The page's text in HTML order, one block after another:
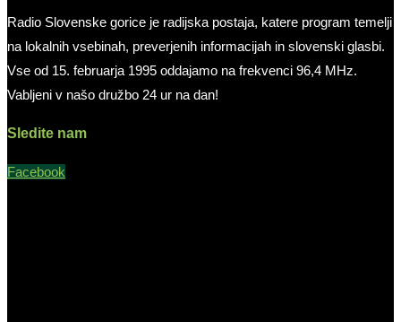
Radio Slovenske gorice je radijska postaja, katere program temelji
na lokalnih vsebinah, preverjenih informacijah in slovenski glasbi.
Vse od 15. februarja 1995 oddajamo na frekvenci 96,4 MHz.
Vabljeni v našo družbo 24 ur na dan!
Sledite nam
Facebook